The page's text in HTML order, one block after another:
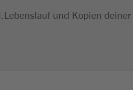
und Kopien deiner